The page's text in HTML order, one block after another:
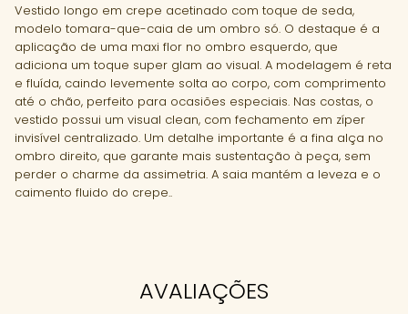
Vestido longo em crepe acetinado com toque de seda,
modelo tomara-que-caia de um ombro só. O destaque é a
aplicação de uma maxi flor no ombro esquerdo, que
adiciona um toque super glam ao visual. A modelagem é reta
e fluída, caindo levemente solta ao corpo, com comprimento
até o chão, perfeito para ocasiões especiais. Nas costas, o
vestido possui um visual clean, com fechamento em zíper
invisível centralizado. Um detalhe importante é a fina alça no
ombro direito, que garante mais sustentação à peça, sem
perder o charme da assimetria. A saia mantém a leveza e o
caimento fluido do crepe..
AVALIAÇÕES